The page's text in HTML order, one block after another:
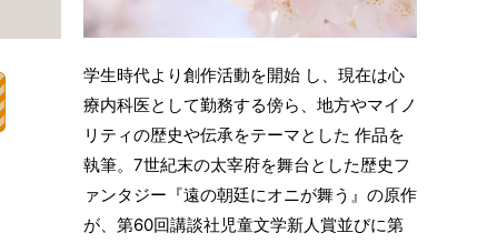
学生時代より創作活動を開始 し、現在は心
療内科医として勤務する傍ら、地方やマイノ
リティの歴史や伝承をテーマとした 作品を
執筆。7世紀末の太宰府を舞台とした歴史フ
ァンタジー『遠の朝廷にオニが舞う』の原作
が、第60回講談社児童文学新人賞並びに第